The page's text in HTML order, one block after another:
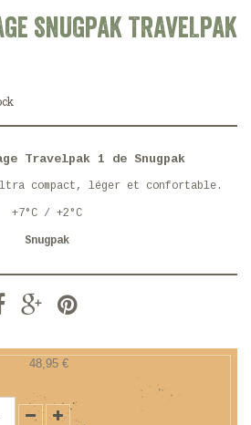
SNUGPAK TRAVELPAK
Travelpak 1 de Snugpak
compact, léger et confortable.
+7°C / +2°C
Snugpak
48,95 €